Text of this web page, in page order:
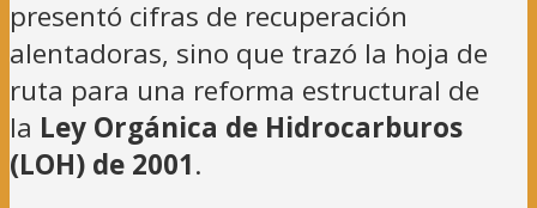
presentó cifras de recuperación
alentadoras, sino que trazó la hoja de
ruta para una reforma estructural de
la Ley Orgánica de Hidrocarburos
(LOH) de 2001.